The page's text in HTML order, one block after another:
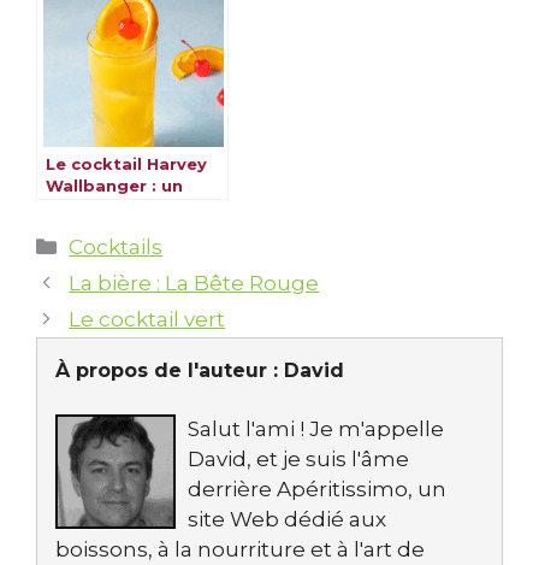
Le cocktail Harvey
Wallbanger : un
Catégories
Cocktails
La bière : La Bête Rouge
Le cocktail vert
À propos de l'auteur : David
Salut l'ami ! Je m'appelle
David, et je suis l'âme
derrière Apéritissimo, un
site Web dédié aux
boissons, à la nourriture et à l'art de